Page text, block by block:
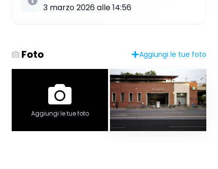
3 marzo 2026 alle 14:56
Foto Aggiungi le tue foto
Aggiungi le tue foto